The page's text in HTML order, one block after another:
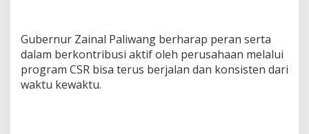
Gubernur Zainal Paliwang berharap peran serta
dalam berkontribusi aktif oleh perusahaan melalui
program CSR bisa terus berjalan dan konsisten dari
waktu kewaktu.